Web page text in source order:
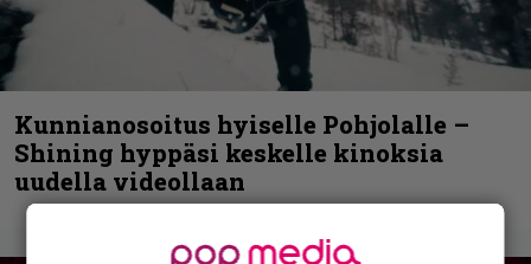
Kunnianosoitus hyiselle Pohjolalle –
Shining hyppäsi keskelle kinoksia
uudella videollaan